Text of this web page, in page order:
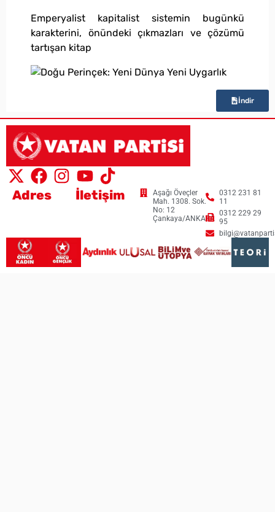
Emperyalist kapitalist sistemin bugünkü
karakterini, önündeki çıkmazları ve çözümü
tartışan kitap
İndir
Adres
Aşağı Öveçler
Mah. 1308. Sok.
No: 12
Çankaya/ANKARA
İletişim
0312 231 81
11
0312 229 29
95